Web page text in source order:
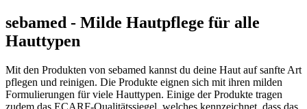
sebamed - Milde Hautpflege für alle
Hauttypen
Mit den Produkten von sebamed kannst du deine Haut auf sanfte Art
pflegen und reinigen. Die Produkte eignen sich mit ihren milden
Formulierungen für viele Hauttypen. Einige der Produkte tragen
zudem das ECARF-Qualitätssiegel, welches kennzeichnet, dass das